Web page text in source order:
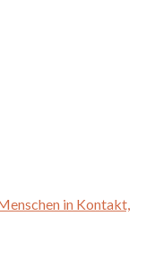
in Kontakt,